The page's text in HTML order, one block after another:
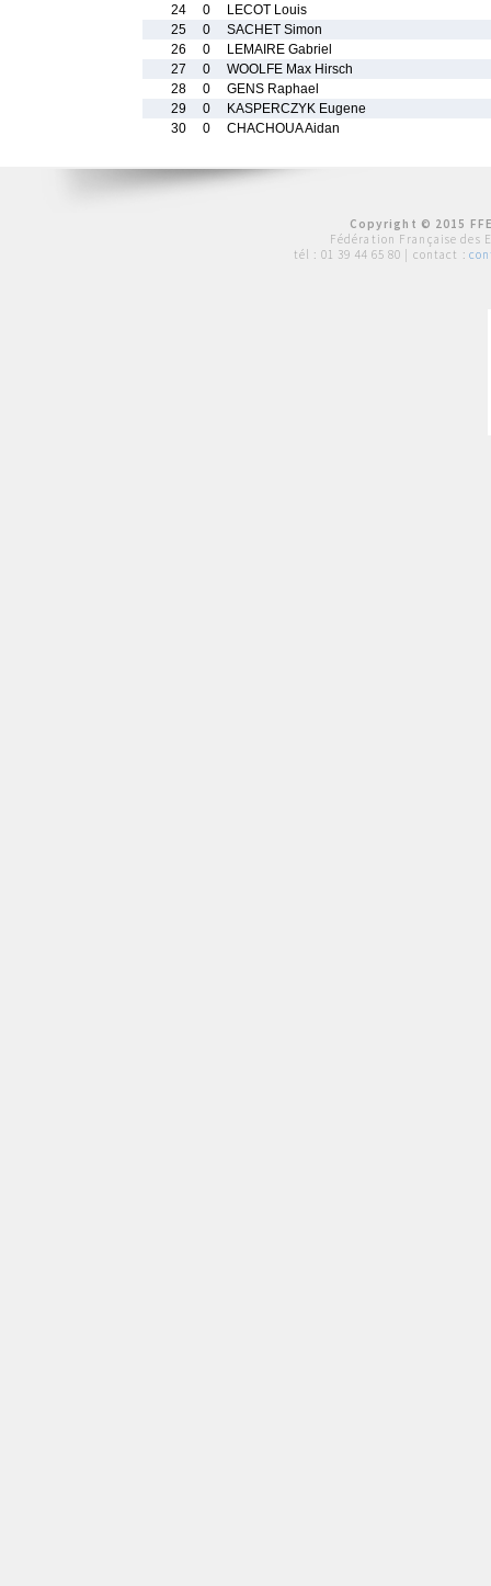
24
0
LECOT Louis
25
0
SACHET Simon
26
0
LEMAIRE Gabriel
27
0
WOOLFE Max Hirsch
28
0
GENS Raphael
29
0
KASPERCZYK Eugene
30
0 CHACHOUA Aidan
Copyright © 2015
Fédération Française des
tél : 01 39 44 65 80 | contact :